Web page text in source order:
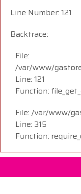
Line Number: 121
Backtrace:
File:
/var/www/
Line: 121
Function:
File: /var/www/
Line: 315
Function: